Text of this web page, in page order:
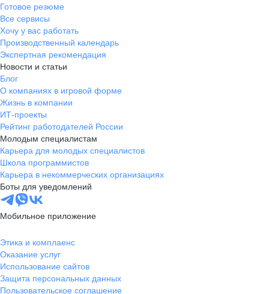
Готовое резюме
Все сервисы
Хочу у вас работать
Производственный календарь
Экспертная рекомендация
Новости и статьи
Блог
О компаниях в игровой форме
Жизнь в компании
ИТ-проекты
Рейтинг работодателей России
Молодым специалистам
Карьера для молодых специалистов
Школа программистов
Карьера в некоммерческих организациях
Боты для уведомлений
Мобильное приложение
Этика и комплаенс
Оказание услуг
Использование сайтов
Защита персональных данных
Пользовательское соглашение